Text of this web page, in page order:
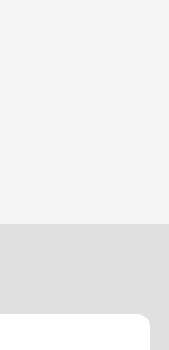
de alta